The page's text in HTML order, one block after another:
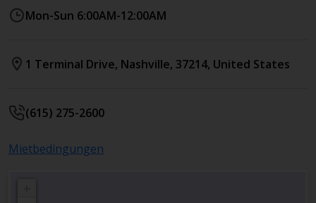
Mon-Sun 6:00AM-12:00AM
1 Terminal Drive, Nashville, 37214, United States
(615) 275-2600
Mietbedingungen